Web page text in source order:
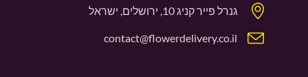
גנרל פייר קניג 10, ירושלים, ישראל
contact@flowerdelivery.co.il